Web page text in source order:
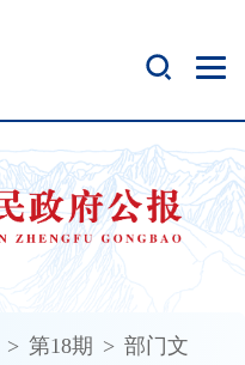
> 第18期 > 部门文